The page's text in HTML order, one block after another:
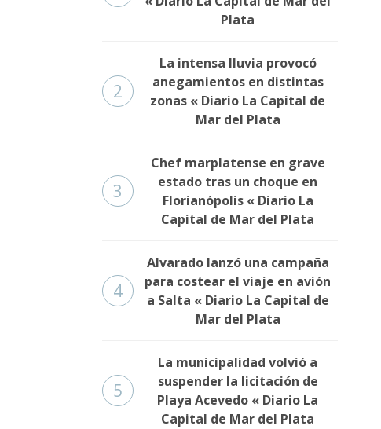
Plata
2
La intensa lluvia provocó
anegamientos en distintas
zonas « Diario La Capital de
Mar del Plata
3
Chef marplatense en grave
estado tras un choque en
Florianópolis « Diario La
Capital de Mar del Plata
4
Alvarado lanzó una campaña
para costear el viaje en avión
a Salta « Diario La Capital de
Mar del Plata
5
La municipalidad volvió a
suspender la licitación de
Playa Acevedo « Diario La
Capital de Mar del Plata